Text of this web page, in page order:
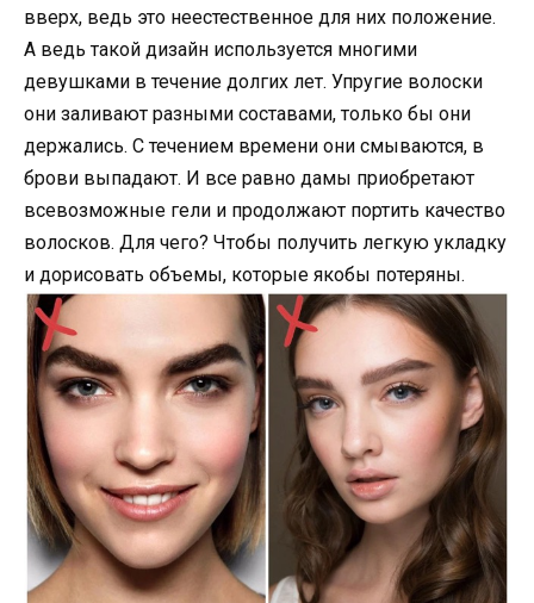
вверх, ведь это неестественное для них положение.
А ведь такой дизайн используется многими
девушками в течение долгих лет. Упругие волоски
они заливают разными составами, только бы они
держались. С течением времени они смываются, в
брови выпадают. И все равно дамы приобретают
всевозможные гели и продолжают портить качество
волосков. Для чего? Чтобы получить легкую укладку
и дорисовать объемы, которые якобы потеряны.